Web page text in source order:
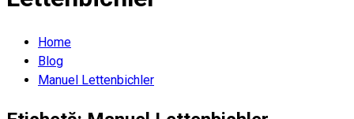
Home
Blog
Manuel Lettenbichler